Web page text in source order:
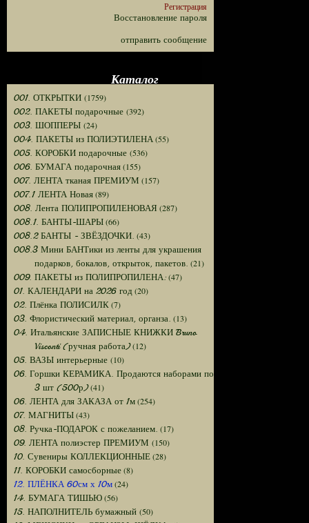
Регистрация
Восстановление пароля
отправить сообщение
Каталог
001. ОТКРЫТКИ (1759)
002. ПАКЕТЫ подарочные (392)
003. ШОППЕРЫ (24)
004. ПАКЕТЫ из ПОЛИЭТИЛЕНА(55)
005. КОРОБКИ подарочные (536)
006. БУМАГА подарочная(155)
007. ЛЕНТА тканая ПРЕМИУМ (157)
007.1 ЛЕНТА Новая(89)
008. Лента ПОЛИПРОПИЛЕНОВАЯ (287)
008.1. БАНТЫ-ШАРЫ(66)
008.2 БАНТЫ - ЗВЁЗДОЧКИ. (43)
008.3 Мини БАНТики из ленты для украшения
подарков, бокалов, открыток, пакетов. (21)
009. ПАКЕТЫ из ПОЛИПРОПИЛЕНА:(47)
01. КАЛЕНДАРИ на 2026 год (20)
02. Плёнка ПОЛИСИЛК(7)
03. Флористический материал, органза. (13)
04. Итальянские ЗАПИСНЫЕ КНИЖКИ Bruno
Visconti (ручная работа)(12)
05. ВАЗЫ интерьерные (10)
06. Горшки КЕРАМИКА. Продаются наборами по
3 шт (500р)(41)
06. ЛЕНТА для ЗАКАЗА от 1м(254)
07. МАГНИТЫ(43)
08. Ручка-ПОДАРОК с пожеланием. (17)
09. ЛЕНТА полиэстер ПРЕМИУМ (150)
10. Сувениры КОЛЛЕКЦИОННЫЕ(28)
11. КОРОБКИ самосборные(8)
12. ПЛЁНКА 60см х 10м(24)
14. БУМАГА ТИШЬЮ(56)
15. НАПОЛНИТЕЛЬ бумажный (50)